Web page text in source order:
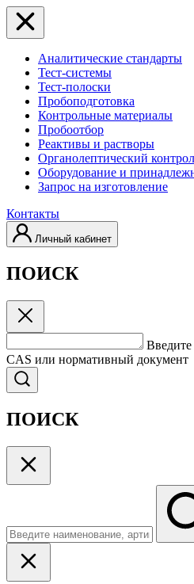
Аналитические стандарты
Тест-системы
Тест-полоски
Пробоподготовка
Контрольные материалы
Пробоотбор
Реактивы и растворы
Органолептический
Оборудование и
Запрос на изготовление
Контакты
Личный кабинет
ПОИСК
CAS или нормативный документ
ПОИСК